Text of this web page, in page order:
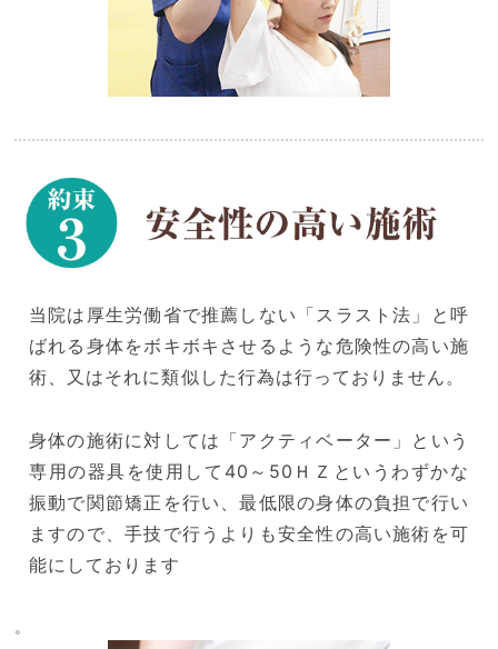
当院は厚生労働省で推薦しない「スラスト法」と呼
ばれる身体をボキボキさせるような危険性の高い施
術、又はそれに類似した行為は行っておりません。
身体の施術に対しては「アクティベーター」という
専用の器具を使用して40～50ＨＺというわずかな
振動で関節矯正を行い、最低限の身体の負担で行い
ますので、手技で行うよりも安全性の高い施術を可
能にしております
。